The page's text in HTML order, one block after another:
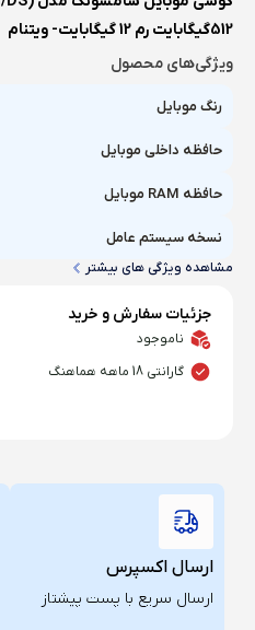
512گیگابایت رم 12 گیگابایت- ویتنام
ویژگی‌های محصول
رنگ موبایل
حافظه داخلی موبایل
حافظه RAM موبایل
نسخه سیستم عامل
مشاهده ویژگی های بیشتر
جزئیات سفارش و خرید
ناموجود
گارانتی 18 ماهه هماهنگ
ارسال اکسپرس
ارسال سریع با پست پیشتاز